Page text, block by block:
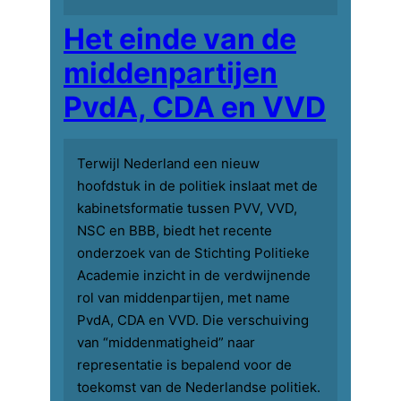
Het einde van de
middenpartijen
PvdA, CDA en VVD
Terwijl Nederland een nieuw
hoofdstuk in de politiek inslaat met de
kabinetsformatie tussen PVV, VVD,
NSC en BBB, biedt het recente
onderzoek van de Stichting Politieke
Academie inzicht in de verdwijnende
rol van middenpartijen, met name
PvdA, CDA en VVD. Die verschuiving
van “middenmatigheid” naar
representatie is bepalend voor de
toekomst van de Nederlandse politiek.